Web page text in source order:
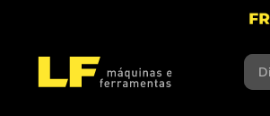
Termos mais
buscados